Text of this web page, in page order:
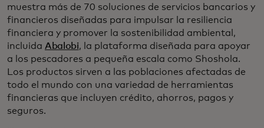
muestra más de 70 soluciones de servicios bancarios y
financieros diseñadas para impulsar la resiliencia
financiera y promover la sostenibilidad ambiental,
incluida Abalobi, la plataforma diseñada para apoyar
a los pescadores a pequeña escala como Shoshola.
Los productos sirven a las poblaciones afectadas de
todo el mundo con una variedad de herramientas
financieras que incluyen crédito, ahorros, pagos y
seguros.